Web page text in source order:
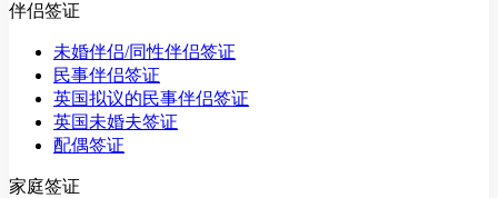
伴侣签证
未婚伴侣/同性伴侣签证
民事伴侣签证
英国拟议的民事伴侣签证
英国未婚夫签证
配偶签证
家庭签证